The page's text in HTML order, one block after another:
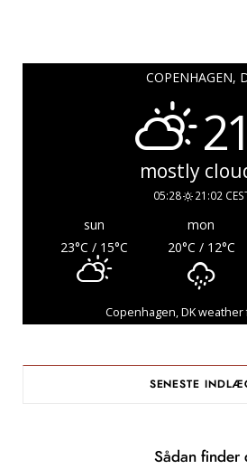
COPENHAGEN,
mostly
05:28 21:02
sun mon
23°C / 15°C 20°C / 12°C
Copenhagen, DKweather
SENESTE
Sådan finder